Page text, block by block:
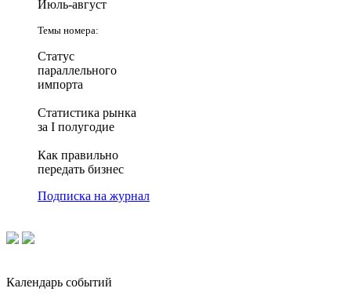
Июль-август
Темы номера:
Статус
параллельного
импорта
Статистика рынка
за I полугодие
Как правильно
передать бизнес
Подписка на журнал
Календарь событий